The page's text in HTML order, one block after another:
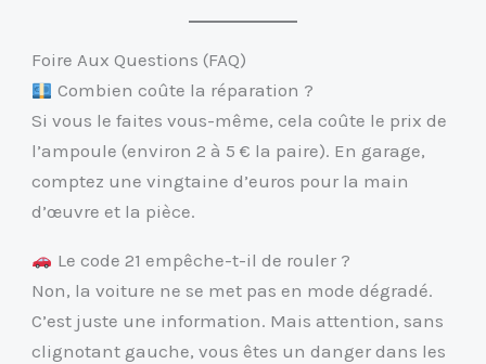
Foire Aux Questions (FAQ)
Combien coûte la réparation ?
Si vous le faites vous-même, cela coûte le prix de
l’ampoule (environ 2 à 5 € la paire). En garage,
comptez une vingtaine d’euros pour la main
d’œuvre et la pièce.
Le code 21 empêche-t-il de rouler ?
Non, la voiture ne se met pas en mode dégradé.
C’est juste une information. Mais attention, sans
clignotant gauche, vous êtes un danger dans les